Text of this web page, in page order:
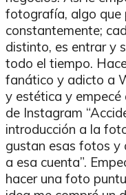
fotografía, algo que
constantemente;
distinto, es entrar y
todo el tiempo.
fanático y adicto a
y estética y
de Instagram
introducción a la
gustan esas fotos y
a esa cuenta”.
hacer una foto